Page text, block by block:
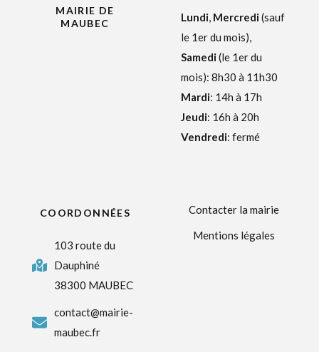
MAIRIE DE
MAUBEC
Lundi, Mercredi(sauf
le 1er du mois),
Samedi(le 1er du
mois): 8h30 à 11h30
Mardi: 14h à 17h
Jeudi: 16h à 20h
Vendredi: fermé
COORDONNÉES
103 route du
Dauphiné
38300 MAUBEC
contact@mairie-
maubec.fr
Contacter la mairie
Mentions légales